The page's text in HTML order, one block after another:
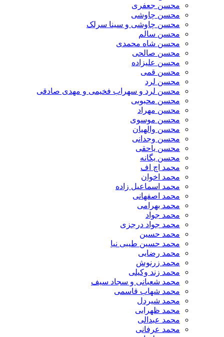
محسن جعفری
محسن چاوشی
محسن چاوشی و سینا سرلک
محسن سالم
محسن شاه محمدی
محسن صالحی
محسن علیزاده
محسن قمی
محسن لرد
محسن لرد و سهراب فخیمی و مهدی صادقی
محسن محبوبی
محسن مهراد
محسن موسوی
محسن والهیان
محسن وجدانی
محسن یاحقی
محسن یگانه
محمد اچ اف
محمد اخوان
محمد اسماعیل زاده
محمد اصفهانی
محمد بهرامی
محمد جواد
محمد جواد درجزی
محمد حسین
محمد حسین طیبی نیا
محمد رضایی
محمد زرنوش
محمد زند وکیلی
محمد شعبانی و سجاد سیف
محمد شهاب قاسمی
​محمد شیردل
محمد ظهرابی
محمد عبدالی
محمد عرفانی